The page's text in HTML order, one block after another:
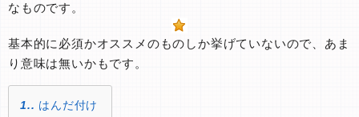
なものです。
基本的に必須かオススメのものしか挙げていないので、あま
り意味は無いかもです。
1.
はんだ付け